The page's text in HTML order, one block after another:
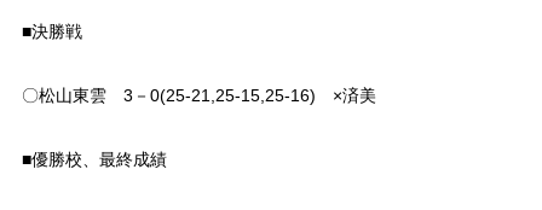
■決勝戦
〇松山東雲 3－0(25-21,25-15,25-16) ×済美
■優勝校、最終成績